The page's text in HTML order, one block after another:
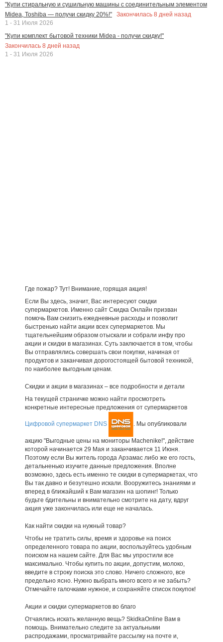
"Купи стиральную и сушильную машины с соединительным элементом
Midea, Toshiba — получи скидку 20%!"
Закончилась 8 дней назад
1 - 31 Июля 2026
"Купи комплект бытовой техники Midea - получи скидку!"
Закончилась 8 дней назад
1 - 31 Июля 2026
Где пожар? Тут! Внимание, горящая акция!
Если Вы здесь, значит, Вас интересуют скидки
супермаркетов. Именно сайт Скидка Онлайн призван
помочь Вам снизить ежедневные расходы и позволит
быстренько найти акции всех супермаркетов. Мы
тщательнейшим образом отыскали и собрали инфу про
акции и скидки в магазинах. Суть заключается в том, чтобы
Вы отправлялись совершать свои покупки, начиная от
продуктов и заканчивая дорогостоящей бытовой техникой,
по наиболее выгодным ценам.
Скидки и акции в магазинах – все подробности и детали
На текущей страничке можно найти просмотреть
конкретные интересные предложения от супермаркетов
Цифровой супермаркет DNS . Мы опубликовали
акцию "Выгодные цены на мониторы Machenike!", действие
которой начинается 29 Мая и заканчивается 11 Июня.
Поэтому если Вы житель города Арзамас либо же его гость,
детальненько изучите данные предложения. Вполне
возможно, здесь есть именно те скидки в супермаркетах, что
Вы так давно и безутешно искали. Вооружитесь знаниями и
вперед в ближайший к Вам магазин на шопинг! Только
будьте бдительны и внимательно смотрите на дату, вдруг
акция уже закончилась или еще не началась.
Как найти скидки на нужный товар?
Чтобы не тратить силы, время и здоровье на поиск
определенного товара по акции, воспользуйтесь удобным
поиском на нашем сайте. Для Вас мы упростили все
максимально. Чтобы купить по акции, допустим, молоко,
введите в строку поиска это слово. Ничего сложного, все
предельно ясно. Нужно выбрать много всего и не забыть?
Отмечайте галочками нужное, и сохраняйте список покупок!
Акции и скидки супермаркетов во благо
Отчаялись искать желанную вещь? SkidkaOnline Вам в
помощь. Внимательно следите за актуальными
распродажами, просматривайте рассылку на почте и,